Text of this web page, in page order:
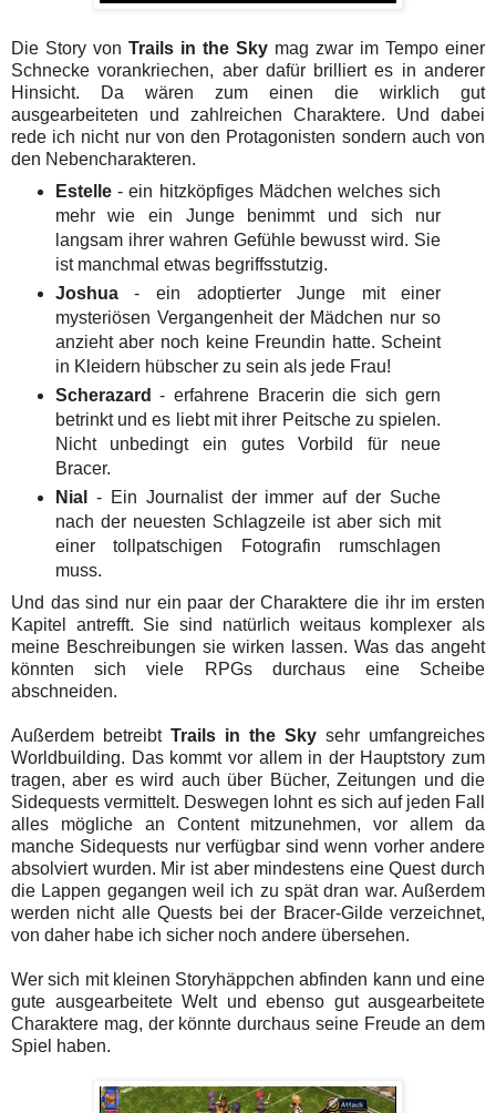
Die Story von Trails in the Sky mag zwar im Tempo einer
Schnecke vorankriechen, aber dafür brilliert es in anderer
Hinsicht. Da wären zum einen die wirklich gut
ausgearbeiteten und zahlreichen Charaktere. Und dabei
rede ich nicht nur von den Protagonisten sondern auch von
den Nebencharakteren.
Estelle- ein hitzköpfiges Mädchen welches sich
mehr wie ein Junge benimmt und sich nur
langsam ihrer wahren Gefühle bewusst wird. Sie
ist manchmal etwas begriffsstutzig.
Joshua- ein adoptierter Junge mit einer
mysteriösen Vergangenheit der Mädchen nur so
anzieht aber noch keine Freundin hatte. Scheint
in Kleidern hübscher zu sein als jede Frau!
Scherazard - erfahrene Bracerin die sich gern
betrinkt und es liebt mit ihrer Peitsche zu spielen.
Nicht unbedingt ein gutes Vorbild für neue
Bracer.
Nial
- Ein Journalist der immer auf der Suche
nach der neuesten Schlagzeile ist aber sich mit
einer tollpatschigen Fotografin rumschlagen
muss.
Und das sind nur ein paar der Charaktere die ihr im ersten
Kapitel antrefft. Sie sind natürlich weitaus komplexer als
meine Beschreibungen sie wirken lassen. Was das angeht
könnten sich viele RPGs durchaus eine Scheibe
abschneiden.
Außerdem betreibt Trails in the Sky sehr umfangreiches
Worldbuilding. Das kommt vor allem in der Hauptstory zum
tragen, aber es wird auch über Bücher, Zeitungen und die
Sidequests vermittelt. Deswegen lohnt es sich auf jeden Fall
alles mögliche an Content mitzunehmen, vor allem da
manche Sidequests nur verfügbar sind wenn vorher andere
absolviert wurden. Mir ist aber mindestens eine Quest durch
die Lappen gegangen weil ich zu spät dran war. Außerdem
werden nicht alle Quests bei der Bracer-Gilde verzeichnet,
von daher habe ich sicher noch andere übersehen.
Wer sich mit kleinen Storyhäppchen abfinden kann und eine
gute ausgearbeitete Welt und ebenso gut ausgearbeitete
Charaktere mag, der könnte durchaus seine Freude an dem
Spiel haben.